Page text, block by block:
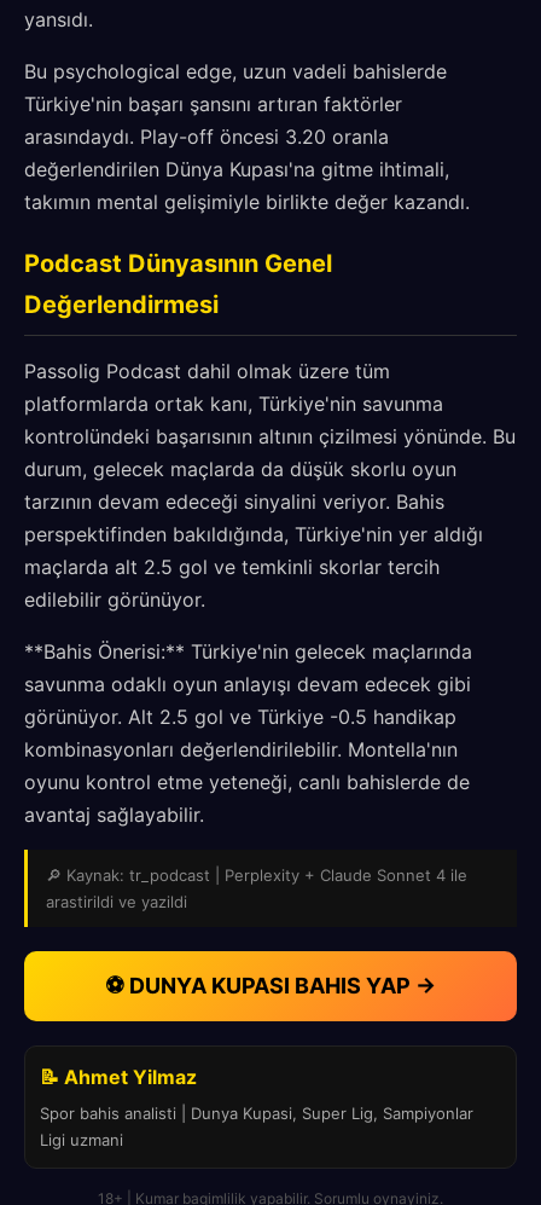
yansıdı.
Bu psychological edge, uzun vadeli bahislerde
Türkiye'nin başarı şansını artıran faktörler
arasındaydı. Play-off öncesi 3.20 oranla
değerlendirilen Dünya Kupası'na gitme ihtimali,
takımın mental gelişimiyle birlikte değer kazandı.
Podcast Dünyasının Genel
Değerlendirmesi
Passolig Podcast dahil olmak üzere tüm
platformlarda ortak kanı, Türkiye'nin savunma
kontrolündeki başarısının altının çizilmesi yönünde. Bu
durum, gelecek maçlarda da düşük skorlu oyun
tarzının devam edeceği sinyalini veriyor. Bahis
perspektifinden bakıldığında, Türkiye'nin yer aldığı
maçlarda alt 2.5 gol ve temkinli skorlar tercih
edilebilir görünüyor.
**Bahis Önerisi:** Türkiye'nin gelecek maçlarında
savunma odaklı oyun anlayışı devam edecek gibi
görünüyor. Alt 2.5 gol ve Türkiye -0.5 handikap
kombinasyonları değerlendirilebilir. Montella'nın
oyunu kontrol etme yeteneği, canlı bahislerde de
avantaj sağlayabilir.
🔎 Kaynak: tr_podcast | Perplexity + Claude Sonnet 4 ile
arastirildi ve yazildi
⚽ DUNYA KUPASI BAHIS YAP →
📝 Ahmet Yilmaz
Spor bahis analisti | Dunya Kupasi, Super Lig, Sampiyonlar
Ligi uzmani
18+ | Kumar bagimlilik yapabilir. Sorumlu oynayiniz.